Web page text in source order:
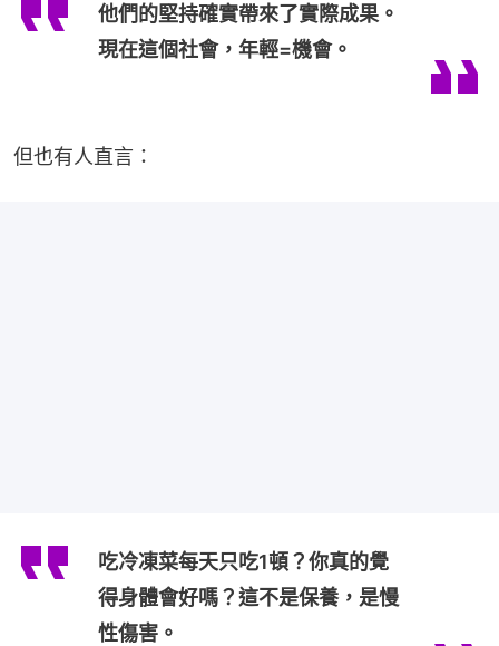
他們的堅持確實帶來了實際成果。
現在這個社會，年輕=機會。
但也有人直言：
吃冷凍菜每天只吃1頓？你真的覺
得身體會好嗎？這不是保養，是慢
性傷害。